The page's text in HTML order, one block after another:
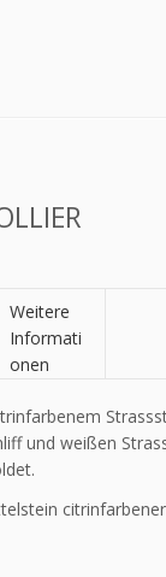
Weitere
Informati
onen
und weißen